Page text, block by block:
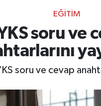
EĞITIM
soru ve
soru ve cevap
& Sanat